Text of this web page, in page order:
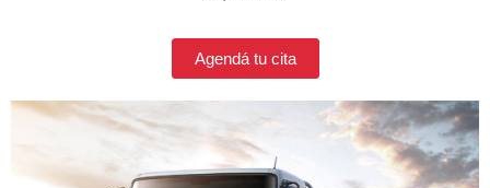
Agendá tu cita